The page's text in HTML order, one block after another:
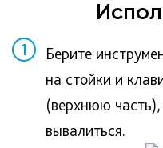
1
Берите
на стойки и
(верхнюю
вывалиться.